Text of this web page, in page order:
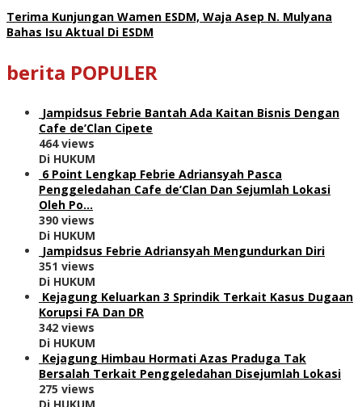
Terima Kunjungan Wamen ESDM, Waja Asep N. Mulyana
Bahas Isu Aktual Di ESDM
berita POPULER
Jampidsus Febrie Bantah Ada Kaitan Bisnis Dengan
Cafe de’Clan Cipete
464 views
Di HUKUM
6 Point Lengkap Febrie Adriansyah Pasca
Penggeledahan Cafe de’Clan Dan Sejumlah Lokasi
Oleh Po…
390 views
Di HUKUM
Jampidsus Febrie Adriansyah Mengundurkan Diri
351 views
Di HUKUM
Kejagung Keluarkan 3 Sprindik Terkait Kasus Dugaan
Korupsi FA Dan DR
342 views
Di HUKUM
Kejagung Himbau Hormati Azas Praduga Tak
Bersalah Terkait Penggeledahan Disejumlah Lokasi
275 views